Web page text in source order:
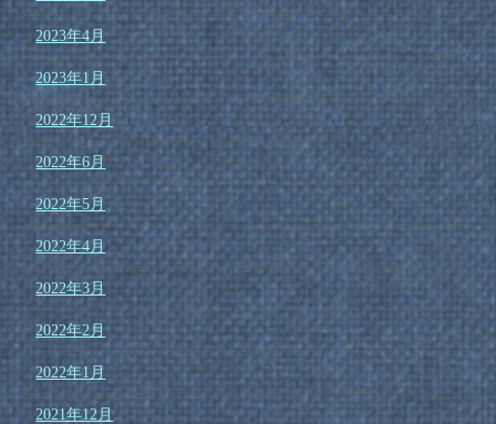
2023年4月
2023年1月
2022年12月
2022年6月
2022年5月
2022年4月
2022年3月
2022年2月
2022年1月
2021年12月